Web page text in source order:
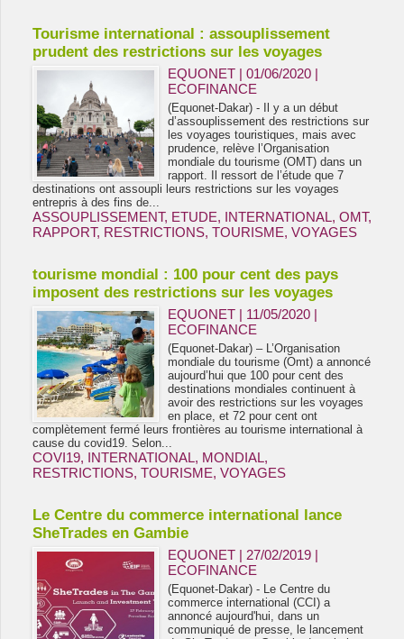
Tourisme international : assouplissement
prudent des restrictions sur les voyages
EQUONET | 01/06/2020 |
ECOFINANCE
(Equonet-Dakar) - Il y a un début
d’assouplissement des restrictions sur
les voyages touristiques, mais avec
prudence, relève l’Organisation
mondiale du tourisme (OMT) dans un
rapport. Il ressort de l’étude que 7
destinations ont assoupli leurs restrictions sur les voyages
entrepris à des fins de...
ASSOUPLISSEMENT, ETUDE, INTERNATIONAL, OMT,
RAPPORT, RESTRICTIONS, TOURISME, VOYAGES
tourisme mondial : 100 pour cent des pays
imposent des restrictions sur les voyages
EQUONET | 11/05/2020 |
ECOFINANCE
(Equonet-Dakar) – L’Organisation
mondiale du tourisme (Omt) a annoncé
aujourd’hui que 100 pour cent des
destinations mondiales continuent à
avoir des restrictions sur les voyages
en place, et 72 pour cent ont
complètement fermé leurs frontières au tourisme international à
cause du covid19. Selon...
COVI19, INTERNATIONAL, MONDIAL,
RESTRICTIONS, TOURISME, VOYAGES
Le Centre du commerce international lance
SheTrades en Gambie
EQUONET | 27/02/2019 |
ECOFINANCE
(Equonet-Dakar) - Le Centre du
commerce international (CCI) a
annoncé aujourd'hui, dans un
communiqué de presse, le lancement